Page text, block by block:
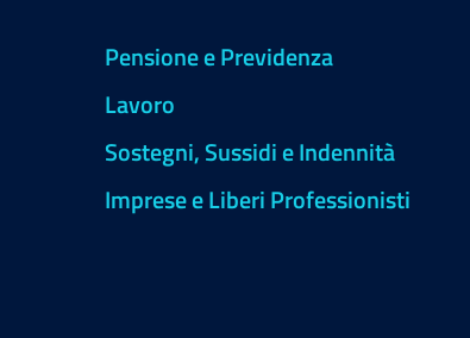
Pensione e Previdenza
Lavoro
Sostegni, Sussidi e Indennità
Imprese e Liberi Professionisti